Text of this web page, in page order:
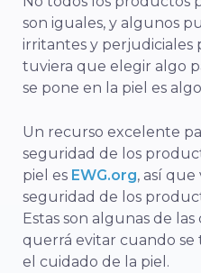
son iguales, y algunos
irritantes y perjudiciales
tuviera que elegir algo
se pone en la piel es
Un recurso excelente
seguridad de los
piel es EWG.org, así
seguridad de los
Estas son algunas de
querrá evitar cuando
el cuidado de la piel.